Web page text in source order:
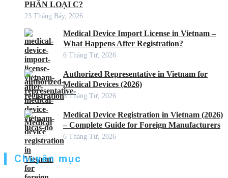
PHÂN LOẠI C?
23 Tháng Bảy, 2026
Medical Device Import License in Vietnam –
What Happens After Registration?
6 Tháng Tư, 2026
Authorized Representative in Vietnam for
Medical Devices (2026)
6 Tháng Tư, 2026
Medical Device Registration in Vietnam (2026)
– Complete Guide for Foreign Manufacturers
6 Tháng Tư, 2026
Chuyên mục